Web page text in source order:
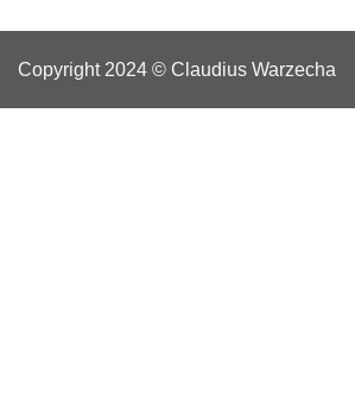
Copyright 2024 © Claudius Warzecha